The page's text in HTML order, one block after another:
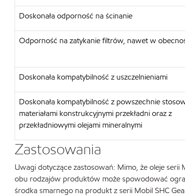
Doskonała odporność na ścinanie
Odporność na zatykanie filtrów, nawet w
Doskonała kompatybilność z uszczelnieniami
Doskonała kompatybilność z powszechnie
materiałami konstrukcyjnymi przekładni oraz z
przekładniowymi olejami mineralnymi
Zastosowania
Uwagi dotyczące zastosowań: Mimo, że oleje
obu rodzajów produktów może spowodować
środka smarnego na produkt z serii Mobil SHC